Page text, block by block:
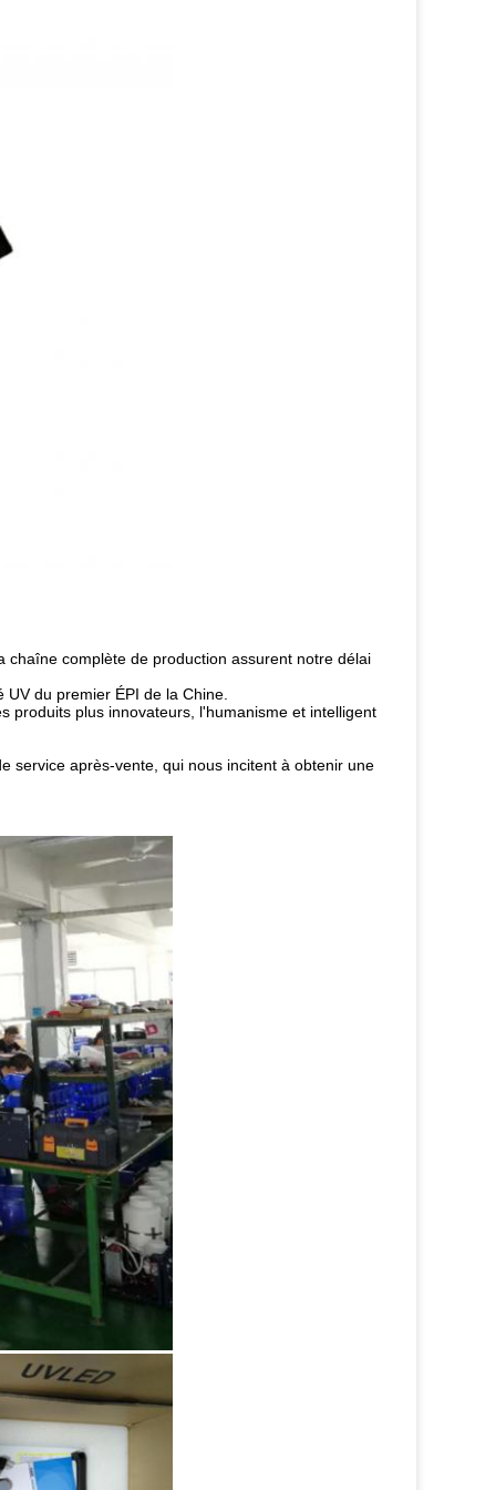
complète de production assurent notre délai
du premier ÉPI de la Chine.
produits plus innovateurs, l'humanisme et intelligent
service après-vente, qui nous incitent à obtenir une